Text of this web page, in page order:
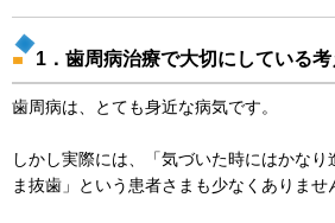
1．歯周病治療で大切にしている
歯周病は、とても身近な病気です。
しかし実際には、「気づいた時にはかなり
ま抜歯」という患者さまも少なくありませ